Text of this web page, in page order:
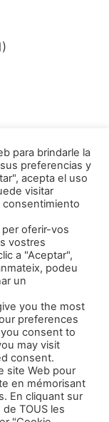
para brindarle la
preferencias y
acepta el uso
visitar
consentimiento
oferir-vos
vostres
a "Aceptar",
podeu
un
you the most
preferences
you consent to
may visit
consent.
site Web pour
en mémorisant
En cliquant sur
TOUS les